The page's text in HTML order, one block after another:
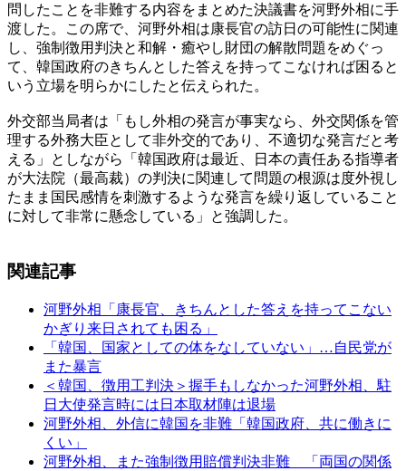
問したことを非難する内容をまとめた決議書を河野外相に手
渡した。この席で、河野外相は康長官の訪日の可能性に関連
し、強制徴用判決と和解・癒やし財団の解散問題をめぐっ
て、韓国政府のきちんとした答えを持ってこなければ困ると
いう立場を明らかにしたと伝えられた。
外交部当局者は「もし外相の発言が事実なら、外交関係を管
理する外務大臣として非外交的であり、不適切な発言だと考
える」としながら「韓国政府は最近、日本の責任ある指導者
が大法院（最高裁）の判決に関連して問題の根源は度外視し
たまま国民感情を刺激するような発言を繰り返していること
に対して非常に懸念している」と強調した。
関連記事
河野外相「康長官、きちんとした答えを持ってこない
かぎり来日されても困る」
「韓国、国家としての体をなしていない」…自民党が
また暴言
＜韓国、徴用工判決＞握手もしなかった河野外相、駐
日大使発言時には日本取材陣は退場
河野外相、外信に韓国を非難「韓国政府、共に働きに
くい」
河野外相、また強制徴用賠償判決非難 「両国の関係